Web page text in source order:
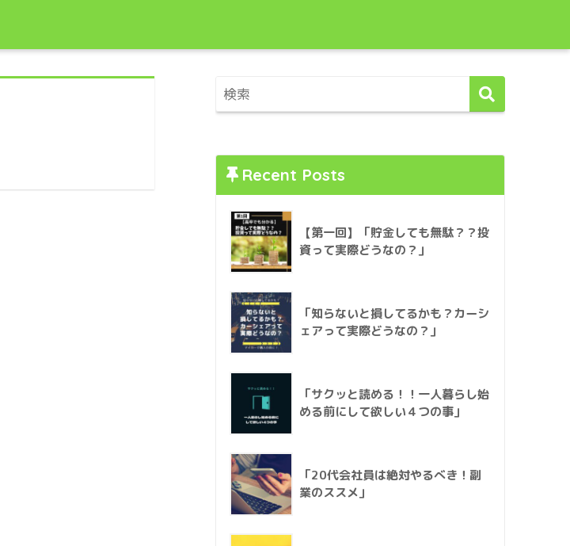
Recent Posts
【第一回】「貯金しても無駄？？投
資って実際どうなの？」
「知らないと損してるかも？カーシ
ェアって実際どうなの？」
「サクッと読める！！一人暮らし始
める前にして欲しい４つの事」
「20代会社員は絶対やるべき！副
業のススメ」